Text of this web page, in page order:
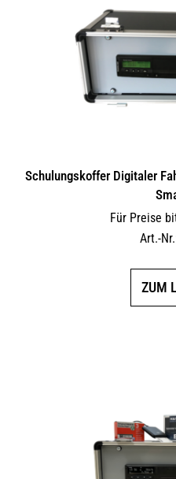
Schulungskoffer Digitaler
Für Preise
Art.-
ZUM